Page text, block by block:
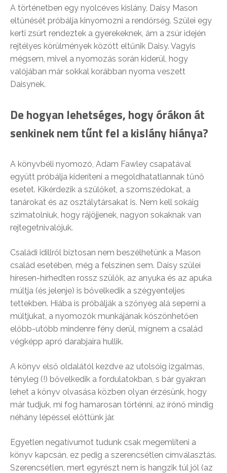
A történetben egy nyolcéves kislány, Daisy Mason
eltűnését próbálja kinyomozni a rendőrség. Szülei egy
kerti zsúrt rendeztek a gyerekeknek, ám a zsúr idején
rejtélyes körülmények között eltűnik Daisy. Vagyis
mégsem, mivel a nyomozás során kiderül, hogy
valójában már sokkal korábban nyoma veszett
Daisynek.
De hogyan lehetséges, hogy órákon át
senkinek nem tűnt fel a kislány hiánya?
A könyvbéli nyomozó, Adam Fawley csapatával
együtt próbálja kideríteni a megoldhatatlannak tűnő
esetet. Kikérdezik a szülőket, a szomszédokat, a
tanárokat és az osztálytársakat is. Nem kell sokáig
szimatolniuk, hogy rájöjjenek, nagyon sokaknak van
rejtegetnivalójuk.
Családi idillről biztosan nem beszélhetünk a Mason
család esetében, még a felszínen sem. Daisy szülei
híresen-hírhedten rossz szülők, az anyuka és az apuka
múltja (és jelenje) is bővelkedik a szégyenteljes
tettekben. Hiába is próbálják a szőnyeg alá seperni a
múltjukat, a nyomozók munkájának köszönhetően
előbb-utóbb mindenre fény derül, mígnem a család
végképp apró darabjaira hullik.
A könyv első oldalától kezdve az utolsóig izgalmas,
tényleg (!) bővelkedik a fordulatokban, s bár gyakran
lehet a könyv olvasása közben olyan érzésünk, hogy
már tudjuk, mi fog hamarosan történni, az írónő mindig
néhány lépéssel előttünk jár.
Egyetlen negatívumot tudunk csak megemlíteni a
könyv kapcsán, ez pedig a szerencsétlen címválasztás.
Szerencsétlen, mert egyrészt nem is hangzik túl jól (az